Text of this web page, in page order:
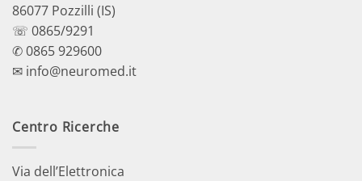
86077 Pozzilli (IS)
☏ 0865/9291
✆ 0865 929600
✉ info@neuromed.it
Centro Ricerche
Via dell’Elettronica